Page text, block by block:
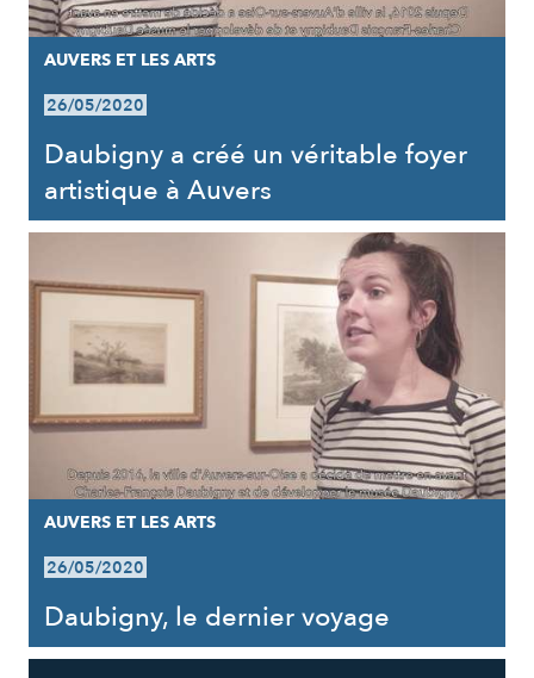
AUVERS ET LES ARTS
26/05/2020
Daubigny a créé un véritable foyer
artistique à Auvers
AUVERS ET LES ARTS
26/05/2020
Daubigny, le dernier voyage